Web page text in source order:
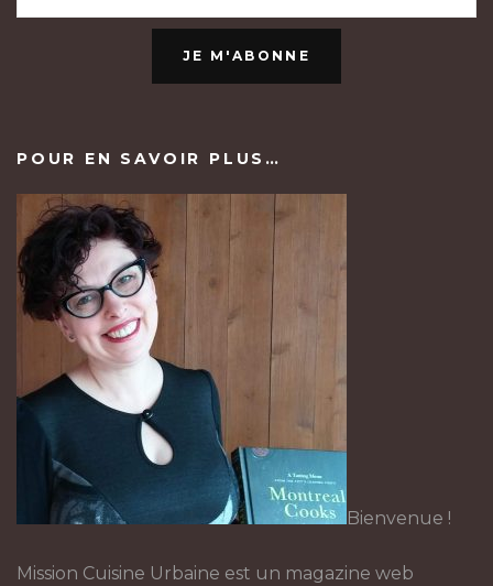
JE M'ABONNE
POUR EN SAVOIR PLUS…
Bienvenue !
Mission Cuisine Urbaine est un magazine web